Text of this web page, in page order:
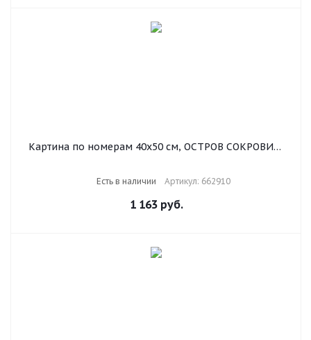
Картина по номерам 40х50 см, ОСТРОВ СОКРОВИЩ
Есть в наличии Артикул: 662910
1 163руб.